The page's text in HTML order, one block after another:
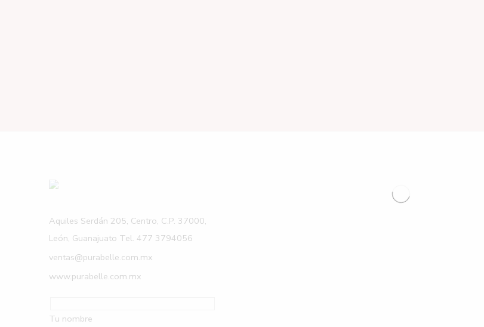
Aquiles Serdán 205, Centro, C.P. 37000,
León, Guanajuato Tel. 477 3794056
ventas@purabelle.com.mx
www.purabelle.com.mx
Tu nombre